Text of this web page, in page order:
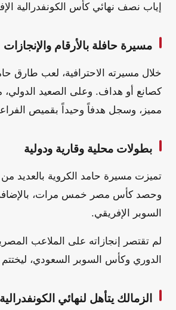
إياب نصف نهائي كأس الكونفدرالية
مسيرة حافلة بالأرقام والإنجازات
مميز، وسجل هدفاً وحيداً بقميص
بطولات محلية وقارية ودولية
تميزت مسيرة حامد الكروية بالعديد
وحصد كأس مصر خمس مرات، بالإضافة
السوبر الإفريقي.
لم تقتصر إنجازاته على الملاعب
الدوري وكأس السوبر السعودي،
الزمالك يتأهل لنهائي الكونفدرالية